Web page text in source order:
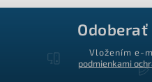
Vložením e-
podmienkami